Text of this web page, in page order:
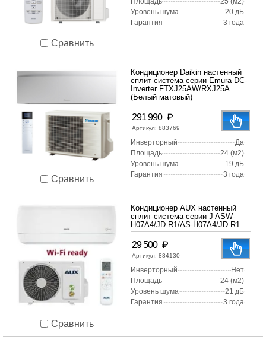
Сравнить
Уровень шума
20 дБ
Гарантия
3 года
Сравнить
Кондиционер Daikin настенный
сплит-система серии Emura DC-
Inverter FTXJ25AW/RXJ25A
(Белый матовый)
291 990 ₽
Артикул: 883769
Инверторный
Да
Площадь
24 (м2)
Уровень шума
19 дБ
Гарантия
3 года
Сравнить
Кондиционер AUX настенный
сплит-система серии J ASW-
H07A4/JD-R1/AS-H07A4/JD-R1
29 500 ₽
Артикул: 884130
Инверторный
Нет
Площадь
24 (м2)
Уровень шума
21 дБ
Гарантия
3 года